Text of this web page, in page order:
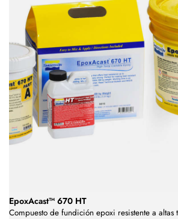
EpoxAcast™ 670 HT
Compuesto de fundición epoxi resistente a altas